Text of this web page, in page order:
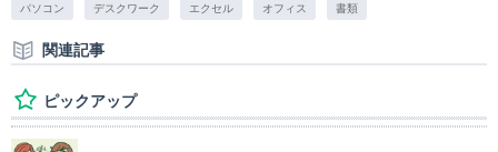
パソコン デスクワーク エクセル オフィス 書類
関連記事
ピックアップ